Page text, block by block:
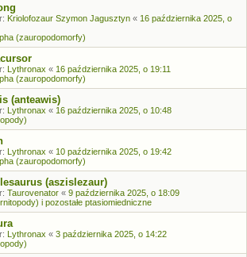
Kriolofozaur Szymon Jagusztyn « 16 października 2025, o
(zauropodomorfy)
Lythronax « 16 października 2025, o 19:11
(zauropodomorfy)
(anteawis)
Lythronax « 16 października 2025, o 10:48
Lythronax « 10 października 2025, o 19:42
(zauropodomorfy)
(aszislezaur)
Taurovenator « 9 października 2025, o 18:09
i pozostałe ptasiomiedniczne
Lythronax « 3 października 2025, o 14:22